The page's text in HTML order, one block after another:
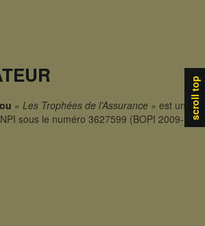
« Les Trophées de l’Assurance » est une
sous le numéro 3627599 (BOPI 2009- scroll top